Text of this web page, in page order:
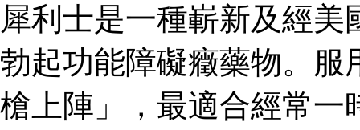
犀利士是一種嶄新及經
勃起功能障礙癥藥物。服
槍上陣」，最適合經常一